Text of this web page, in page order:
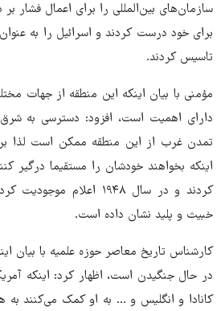
سازمان‌های بین‌المللی را برای اعمال فشار
برای خود درست کردند و اسرائیل را به
تاسیس کردند.
مؤمنی با بیان اینکه این منطقه از جهات
دارای اهمیت است، افزود: دسترسی به
تمدن غرب از این منطقه ممکن است لذا
اینکه بخواهند خودشان را مستقیما درگیر
کردند و در سال ۱۹۴۸
خبیث و پلید نشان داده است.
کارشناس تاریخ معاصر حوزه علمیه با بیان
در حال جنگیدن است، اظهار کرد: اینکه
کانادا و انگلیس و ... به او کمک می‌کنند